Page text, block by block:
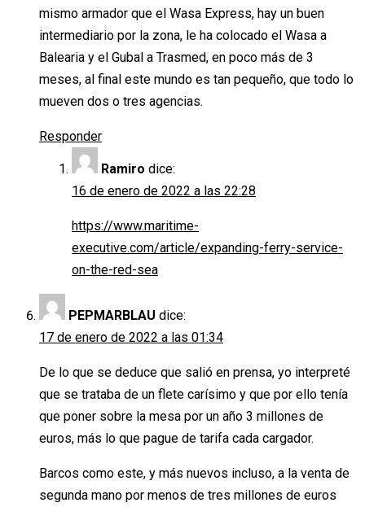
mismo armador que el Wasa Express, hay un buen
intermediario por la zona, le ha colocado el Wasa a
Balearia y el Gubal a Trasmed, en poco más de 3
meses, al final este mundo es tan pequeño, que todo lo
mueven dos o tres agencias.
Responder
Ramiro dice:
16 de enero de 2022 a las 22:28
https://www.maritime-
executive.com/article/expanding-ferry-service-
on-the-red-sea
PEPMARBLAU dice:
17 de enero de 2022 a las 01:34
De lo que se deduce que salió en prensa, yo interpreté
que se trataba de un flete carísimo y que por ello tenía
que poner sobre la mesa por un año 3 millones de
euros, más lo que pague de tarifa cada cargador.
Barcos como este, y más nuevos incluso, a la venta de
segunda mano por menos de tres millones de euros